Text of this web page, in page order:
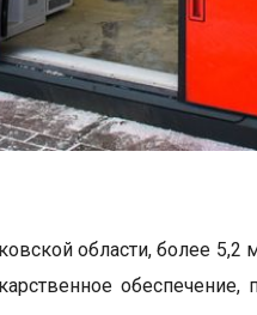
области, более 5,2
обеспечение,